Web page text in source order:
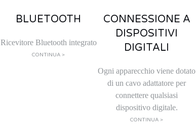
BLUETOOTH
Ricevitore Bluetooth integrato
CONTINUA >
CONNESSIONE A
DISPOSITIVI
DIGITALI
Ogni apparecchio viene dotato
di un cavo adattatore per
connettere qualsiasi
dispositivo digitale.
CONTINUA >